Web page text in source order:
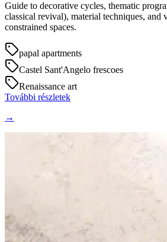
Guide to decorative cycles, thematic
classical revival), material techniques, and
constrained spaces.
papal apartments
Castel Sant'Angelo frescoes
Renaissance art
További részletek
→